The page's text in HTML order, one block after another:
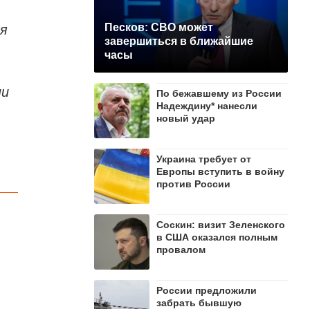
Песков: СВО может
завершиться в ближайшие
часы
По бежавшему из России
Надеждину* нанесли
новый удар
Украина требует от
Европы вступить в войну
против России
Соскин: визит Зеленского
в США оказался полным
провалом
России предложили
забрать бывшую